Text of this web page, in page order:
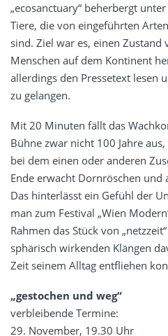
„ecosanctuary“ beherbergt
Tiere, die von eingeführten
sind. Ziel war es, einen
Menschen auf dem Kontinent
allerdings den Pressetext lesen
zu gelangen.
Mit 20 Minuten fällt das
Bühne zwar nicht 100 Jahre
bei dem einen oder anderen
Ende erwacht Dornröschen und
Das hinterlässt ein Gefühl der
man zum Festival „Wien
Rahmen das Stück von
sphärisch wirkenden Klängen
Zeit seinem Alltag entfliehen
„gestochen und weg“
verbleibende Termine:
29. November, 19.30 Uhr